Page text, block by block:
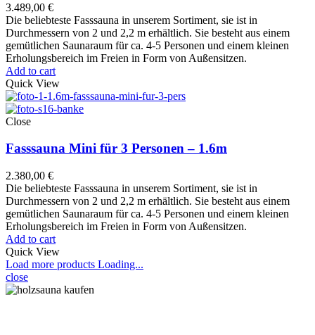
3.489,00 €
Die beliebteste Fasssauna in unserem Sortiment, sie ist in
Durchmessern von 2 und 2,2 m erhältlich. Sie besteht aus einem
gemütlichen Saunaraum für ca. 4-5 Personen und einem kleinen
Erholungsbereich im Freien in Form von Außensitzen.
Add to cart
Quick View
Close
Fasssauna Mini für 3 Personen – 1.6m
2.380,00 €
Die beliebteste Fasssauna in unserem Sortiment, sie ist in
Durchmessern von 2 und 2,2 m erhältlich. Sie besteht aus einem
gemütlichen Saunaraum für ca. 4-5 Personen und einem kleinen
Erholungsbereich im Freien in Form von Außensitzen.
Add to cart
Quick View
Load more products Loading...
close